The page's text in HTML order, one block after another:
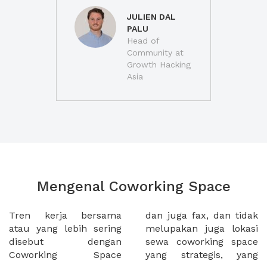
JULIEN DAL
PALU
Head of
Community at
Growth Hacking
Asia
Mengenal Coworking Space
Tren kerja bersama
atau yang lebih sering
disebut dengan
Coworking Space
dan juga fax, dan tidak
melupakan juga lokasi
sewa coworking space
yang strategis, yang